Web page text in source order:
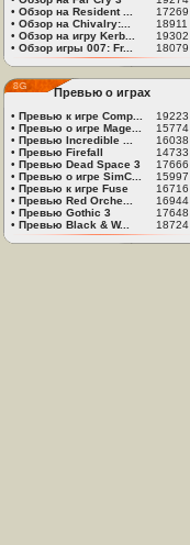
• Обзор на Resident ...
17269
• Обзор на Chivalry:...
18911
• Обзор на игру Kerb...
19302
• Обзор игры 007: Fr... 18079
Превью о играх
• Превью к игре Comp...
19223
• Превью о игре Mage...
15774
• Превью Incredible ...
16038
• Превью Firefall
14733
• Превью Dead Space 3
17666
• Превью о игре SimC...
15997
• Превью к игре Fuse
16716
• Превью Red Orche...
16944
• Превью Gothic 3
17648
• Превью Black & W... 18724